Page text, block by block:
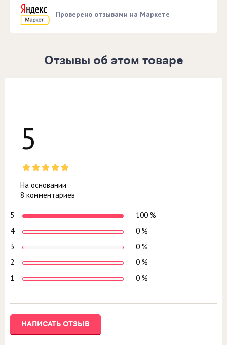
Проверено отзывами на Маркете
Отзывы об этом товаре
5
На основании
8 комментариев
5
100 %
4
0 %
3
0 %
2
0 %
1
0 %
НАПИСАТЬ ОТЗЫВ